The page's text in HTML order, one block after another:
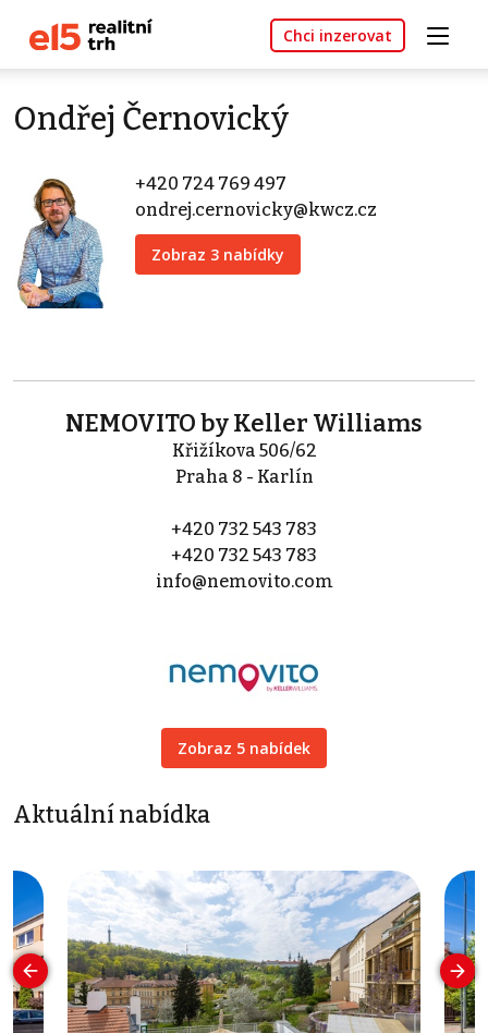
Chci inzerovat
Ondřej Černovický
+420 724 769 497
ondrej.cernovicky@kwcz.cz
Zobraz 3 nabídky
NEMOVITO by Keller Williams
Křižíkova 506/62
Praha 8 - Karlín
+420 732 543 783
+420 732 543 783
info@nemovito.com
Zobraz 5 nabídek
Aktuální nabídka